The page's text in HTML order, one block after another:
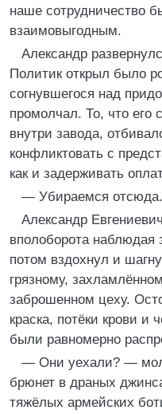
наше сотрудничество
взаимовыгодным.
Александр
Политик открыл было
согнувшегося над
промолчал. То, что
внутри завода,
конфликтовать с
как и задерживать
— Убираемся отсюда.
Александр
вполоборота
потом вздохнул и
грязному,
заброшенном цеху.
краска, потёки крови и
были равномерно
— Они уехали? —
брюнет в драных
тяжёлых армейских